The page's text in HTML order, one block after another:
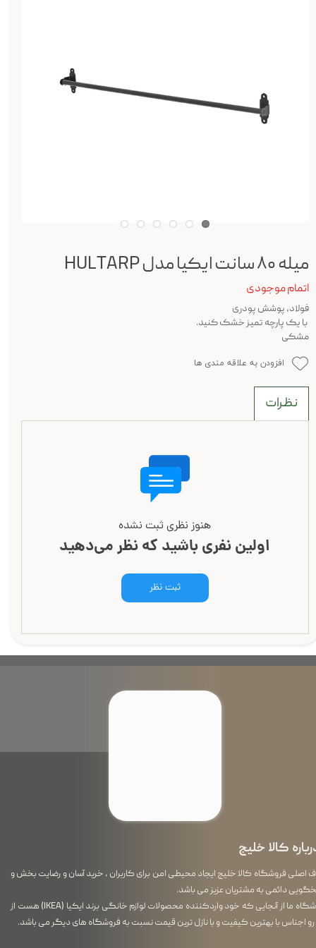
میله ۸۰ سانت ایکیا مدل HULTARP
اتمام موجودی
فولاد، پوشش پودری
با یک پارچه تمیز خشک کنید.
مشکی
افزودن به علاقه مندی ها
نظرات
هنوز نظری ثبت نشده
اولین نفری باشید که نظر می‌دهید
ثبت نظر
کالا خلیج
اصلی فروشگاه کالا خلیج ایجاد محیطی امن برای کاربران ، خرید آسان و رضایت بخش و
دائمی به مشتریان عزیز می باشد.
فروشگاه ما از آنجایی که خود واردکننده محصولات لوازم خانگی برند ایکیا (IKEA) هست از
رو اجناس با بهترین کیفیت و با نازل ترین قیمت نسبت به فروشگاه های دیگر می باشد.